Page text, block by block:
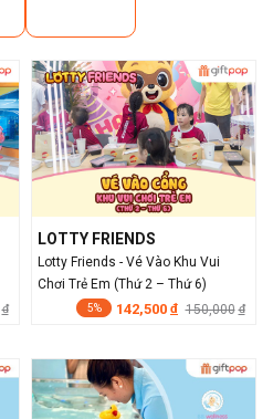
đ
LOTTY FRIENDS
Lotty Friends - Vé Vào Khu Vui
Chơi Trẻ Em (Thứ 2 – Thứ 6)
5% 142,500 đ 150,000 đ